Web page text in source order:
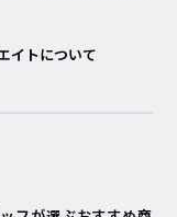
イトについて